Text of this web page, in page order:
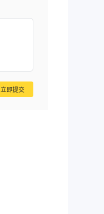
立即提交